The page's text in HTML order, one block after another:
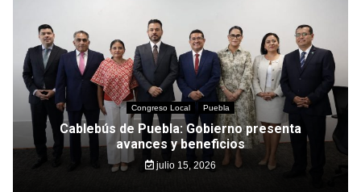
Congreso Local Puebla
Cablebús de Puebla: Gobierno presenta
avances y beneficios
julio 15, 2026